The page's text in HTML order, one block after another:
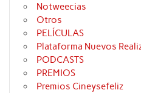
Notweecias
Otros
PELÍCULAS
Plataforma Nuevos
PODCASTS
PREMIOS
Premios Cineysefeliz